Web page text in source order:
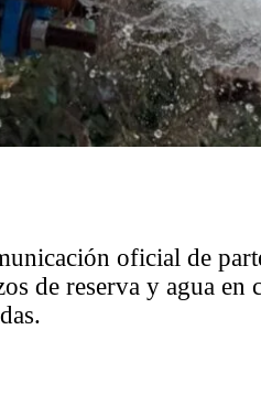
oficial de
de reserva y agua en